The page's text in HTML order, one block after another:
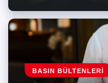
BASIN BÜLTENLERI